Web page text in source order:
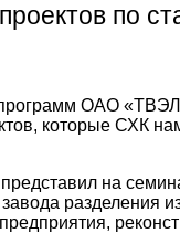
по
программ ОАО
которые СХК
на
разделения